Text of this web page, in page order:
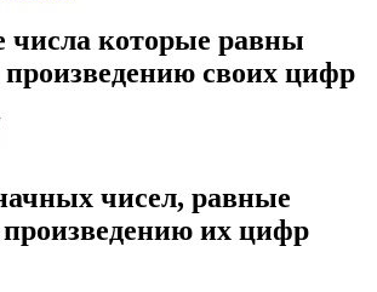
числа которые равны
своих цифр
чисел, равные
произведению их цифр